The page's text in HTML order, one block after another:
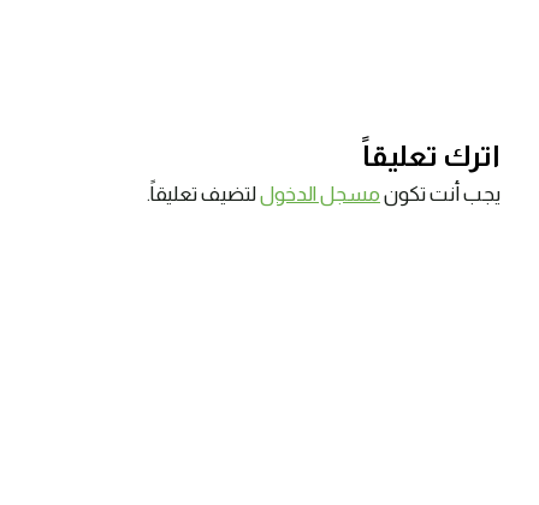
اترك تعليقاً
يجب أنت تكون مسجل الدخوللتضيف تعليقاً.